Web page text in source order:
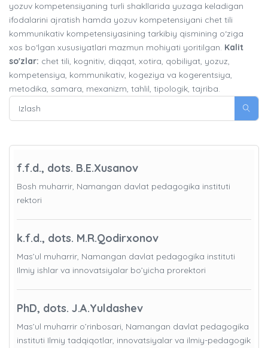
yozuv kompetensiyaning turli shakllarida yuzaga keladigan
ifodalarini ajratish hamda yozuv kompetensiyani chet tili
kommunikativ kompetensiyasining tarkibiy qismining o‘ziga
xos bo‘lgan xususiyatlari mazmun mohiyati yoritilgan. Kalit
so'zlar: chet tili, kognitiv, diqqat, xotira, qobiliyat, yozuz,
kompetensiya, kommunikativ, kogeziya va kogerentsiya,
metodika, samara, mexanizm, tahlil, tipologik, tajriba.
f.f.d., dots. B.E.Xusanov
Bosh muharrir, Namangan davlat pedagogika instituti
rektori
k.f.d., dots. M.R.Qodirxonov
Mas’ul muharrir, Namangan davlat pedagogika instituti
Ilmiy ishlar va innovatsiyalar bo’yicha prorektori
PhD, dots. J.A.Yuldashev
Mas’ul muharrir o’rinbosari, Namangan davlat pedagogika
instituti Ilmiy tadqiqotlar, innovatsiyalar va ilmiy-pedagogik